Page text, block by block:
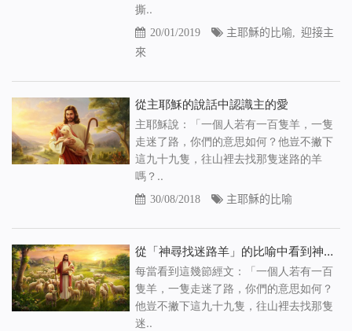
撕..
20/01/2019 主耶穌的比喻
迎接主
來
從主耶穌的說話中認識主的愛
主耶穌說：「一個人若有一百隻羊，一隻
走迷了路，你們的意思如何？他豈不撇下
這九十九隻，往山裡去找那隻迷路的羊
嗎？..
30/08/2018 主耶穌的比喻
從「神尋找迷路羊」的比喻中看到神對人類的愛惜（有聲讀物）
每當看到這幾節經文：「一個人若有一百
隻羊，一隻走迷了路，你們的意思如何？
他豈不撇下這九十九隻，往山裡去找那隻
迷..